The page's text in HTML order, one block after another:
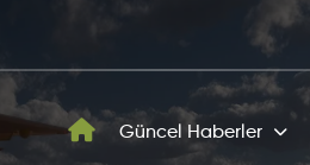
Güncel Haberler